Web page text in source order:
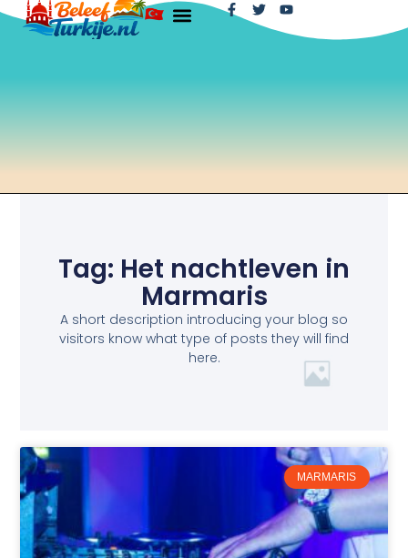
Tag: Het nachtleven in
Marmaris
A short description introducing your blog so
visitors know what type of posts they will find
here.
MARMARIS